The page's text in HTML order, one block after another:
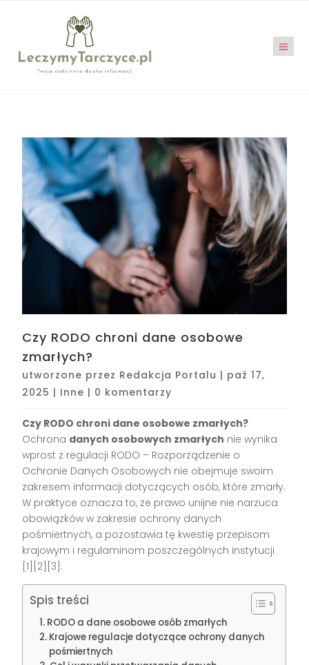
Czy RODO chroni dane osobowe
zmarłych?
utworzone przez Redakcja Portalu | paź 17,
2025 | Inne | 0 komentarzy
Czy RODO chroni dane osobowe zmarłych?
Ochrona danych osobowych zmarłych nie wynika
wprost z regulacji RODO – Rozporządzenie o
Ochronie Danych Osobowych nie obejmuje swoim
zakresem informacji dotyczących osób, które zmarły.
W praktyce oznacza to, że prawo unijne nie narzuca
obowiązków w zakresie ochrony danych
pośmiertnych, a pozostawia tę kwestię przepisom
krajowym i regulaminom poszczególnych instytucji
[1][2][3] .
Spis treści
RODO a dane osobowe osób zmarłych
Krajowe regulacje dotyczące ochrony danych
pośmiertnych